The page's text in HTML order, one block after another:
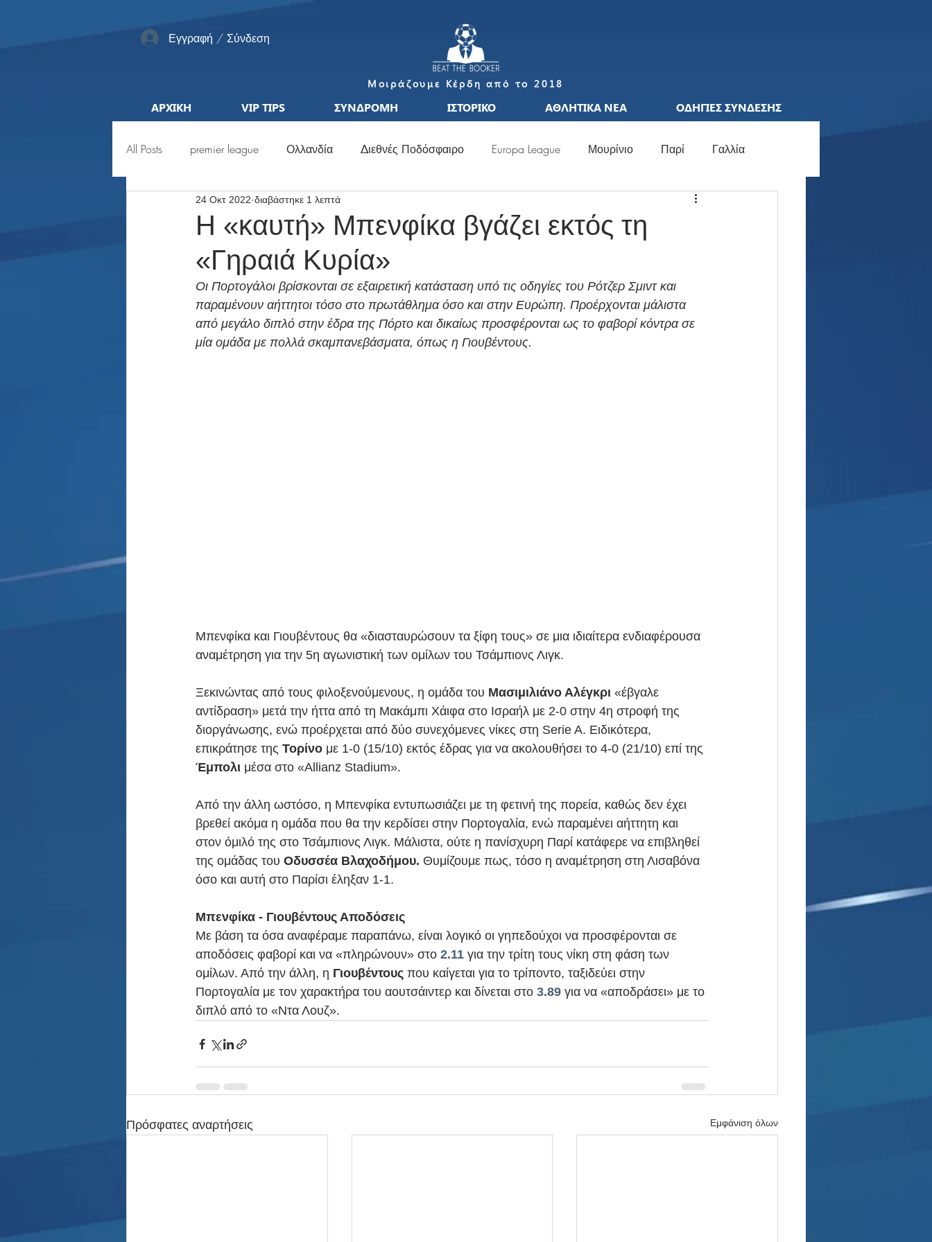
Εγγραφή / Σύνδεση
Μοιράζουμε Κέρδη από το 2018
ΑΡΧΙΚΗ VIP TIPS ΣΥΝΔΡΟΜΗ ΙΣΤΟΡΙΚΟ ΑΘΛΗΤΙΚΑ ΝΕΑ ΟΔΗΓΙΕΣ ΣΥΝΔΕΣΗΣ
All Posts premier league Ολλανδία Διεθνές Ποδόσφαιρο Europa League Μουρίνιο Παρί Γαλλία
Pro League MLS
Προκριματικά Euro Μέσσι Μουντιάλ
Παρασκήνιο Κριστιάνο Ρονάλντο Κόνφερενς Λιγκ Ρονάλντο
Η «καυτή» Μπενφίκα βγάζει εκτός τη
«Γηραιά Κυρία»
24 Οκτ 2022 διαβάστηκε 1 λεπτά
Οι Πορτογάλοι βρίσκονται σε εξαιρετική κατάσταση υπό τις οδηγίες του Ρότζερ Σμιντ και
παραμένουν αήττητοι τόσο στο πρωτάθλημα όσο και στην Ευρώπη. Προέρχονται μάλιστα
από μεγάλο διπλό στην έδρα της Πόρτο και δικαίως προσφέρονται ως το φαβορί κόντρα σε
μία ομάδα με πολλά σκαμπανεβάσματα, όπως η Γιουβέντους.
Μπενφίκα και Γιουβέντους θα «διασταυρώσουν τα ξίφη τους» σε μια ιδιαίτερα ενδιαφέρουσα
αναμέτρηση για την 5η αγωνιστική των ομίλων του Τσάμπιονς Λιγκ.
Ξεκινώντας από τους φιλοξενούμενους, η ομάδα του Μασιμιλιάνο Αλέγκρι «έβγαλε
αντίδραση» μετά την ήττα από τη Μακάμπι Χάιφα στο Ισραήλ με 2-0 στην 4η στροφή της
διοργάνωσης, ενώ προέρχεται από δύο συνεχόμενες νίκες στη Serie A. Ειδικότερα,
επικράτησε της Τορίνο με 1-0 (15/10) εκτός έδρας για να ακολουθήσει το 4-0 (21/10) επί της
Έμπολι μέσα στο «Allianz Stadium».
Από την άλλη ωστόσο, η Μπενφίκα εντυπωσιάζει με τη φετινή της πορεία, καθώς δεν έχει
βρεθεί ακόμα η ομάδα που θα την κερδίσει στην Πορτογαλία, ενώ παραμένει αήττητη και
στον όμιλό της στο Τσάμπιονς Λιγκ. Μάλιστα, ούτε η πανίσχυρη Παρί κατάφερε να επιβληθεί
της ομάδας του Οδυσσέα Βλαχοδήμου. Θυμίζουμε πως, τόσο η αναμέτρηση στη Λισαβόνα
όσο και αυτή στο Παρίσι έληξαν 1-1.
Μπενφίκα - Γιουβέντους Αποδόσεις
Με βάση τα όσα αναφέραμε παραπάνω, είναι λογικό οι γηπεδούχοι να προσφέρονται σε
αποδόσεις φαβορί και να «πληρώνουν» στο 2.11 για την τρίτη τους νίκη στη φάση των
ομίλων. Από την άλλη, η Γιουβέντους που καίγεται για το τρίποντο, ταξιδεύει στην
Πορτογαλία με τον χαρακτήρα του αουτσάιντερ και δίνεται στο 3.89 για να «αποδράσει» με το
διπλό από το «Ντα Λουζ».
Πρόσφατες αναρτήσεις Εμφάνιση όλων